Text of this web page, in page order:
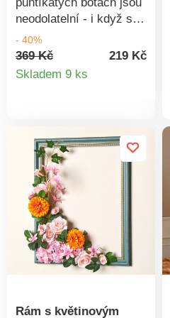
neodolatelní - i když se
asi nepromění v prince.
- 40%
369 Kč
219 Kč
Skladem 9 ks
Rám s květinovým